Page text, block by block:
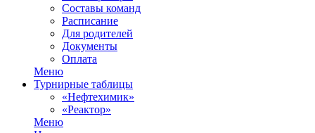
Составы команд
Расписание
Для родителей
Документы
Оплата
Меню
Турнирные таблицы
«Нефтехимик»
«Реактор»
Меню